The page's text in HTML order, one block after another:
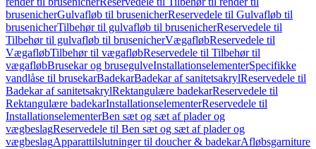
brusenicherGulvafløb til brusenicherReservedele til Gulvafløb til
brusenicherTilbehør til gulvafløb til brusenicherReservedele til
Tilbehør til gulvafløb til brusenicherVægafløbReservedele til
VægafløbTilbehør til vægafløbReservedele til Tilbehør til
vægafløbBrusekar og brusegulveInstallationselementerSpecifikke
vandlåse til brusekarBadekarBadekar af sanitetsakrylReservedele til
Badekar af sanitetsakrylRektangulære badekarReservedele til
Rektangulære badekarInstallationselementerReservedele til
InstallationselementerBen sæt og sæt af plader og
vægbeslagReservedele til Ben sæt og sæt af plader og
vægbeslagApparattilslutninger til doucher & badekarAfløbsgarniture